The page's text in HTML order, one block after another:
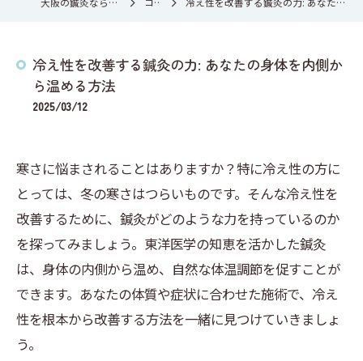
冷え性を改善する鍼灸の力: あなたの身体を内側か
ら温める方法
2025/03/12
寒さに悩まされることはありますか？特に冷え性の方に
とっては、冬の寒さはつらいものです。そんな冷え性を
改善するために、鍼灸がどのような力を持っているのか
を探ってみましょう。東洋医学の知恵を活かした鍼灸
は、身体の内側から温め、自然な体温調節を促すことが
できます。あなたの体質や症状に合わせた施術で、冷え
性を根本から改善する方法を一緒に見つけていきましょ
う。